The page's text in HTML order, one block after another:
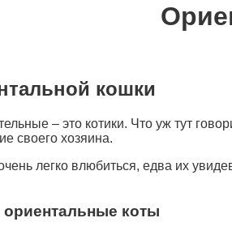
кошки
– это котики. Что уж тут
своего хозяина.
легко влюбиться, едва их
коты